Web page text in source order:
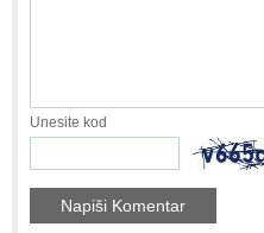
Unesite kod